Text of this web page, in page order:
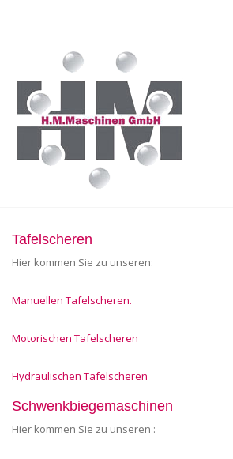
Tafelscheren
Hier kommen Sie zu unseren:
Manuellen Tafelscheren.
Motorischen Tafelscheren
Hydraulischen Tafelscheren
Schwenkbiegemaschinen
Hier kommen Sie zu unseren :